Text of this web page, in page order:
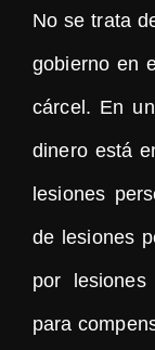
No se trata
gobierno en
cárcel. En
dinero está
lesiones
de lesiones
por
para